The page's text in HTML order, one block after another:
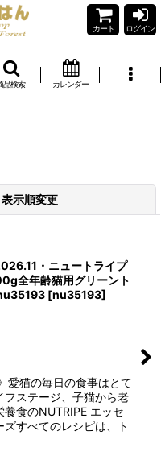
カート ログイン
品検索 カレンダー
表示順変更
・ニュートライプ
全年齢猫用グリーント
[nu35193]
愛猫の毎日の食事はとて
フステージ、子猫から老
食のNUTRIPE エッセ
すべてのレシピは、ト